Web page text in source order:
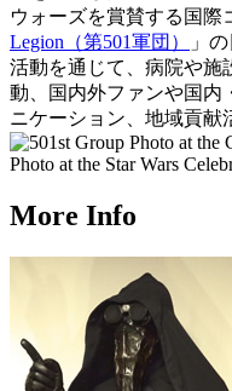
ウォーズを賞賛する国際
Legion（第501軍団）
」
活動を通じて、病院や施
動、国内外ファンや国内
ニケーション、地域貢献
Photo at the Star Wars
More Info